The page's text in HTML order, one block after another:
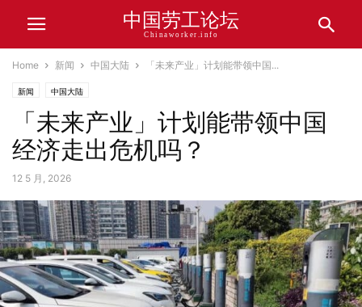
中国劳工论坛
Chinaworker.info
Home 新闻 中国大陆 「未来产业」计划能带领中国...
新闻 中国大陆
「未来产业」计划能带领中国
经济走出危机吗？
12 5 月, 2026